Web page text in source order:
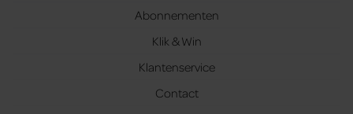
Abonnementen
Klik & Win
Klantenservice
Contact